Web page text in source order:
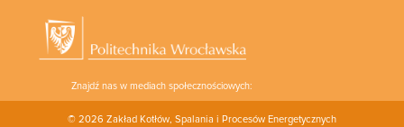
Znajdź nas w mediach społecznościowych:
© 2026 Zakład Kotłów, Spalania i Procesów Energetycznych